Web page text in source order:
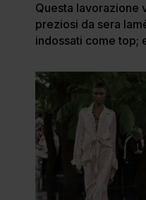
Questa lavorazione
preziosi da sera
indossati come top;